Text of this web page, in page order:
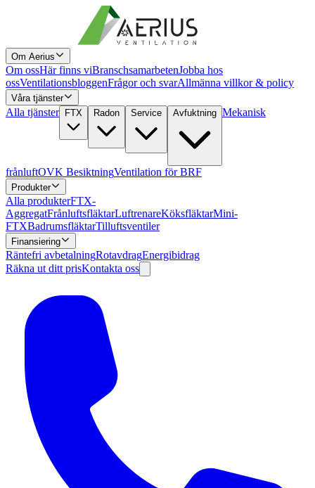
Om Aerius
Om ossHär finns viBranschsamarbetenJobba hos
ossVentilationsbloggenFrågor och svarAllmänna villkor & policy
Våra tjänster
Alla tjänster FTX Radon Service Avfuktning Mekanisk
frånluftOVK BesiktningVentilation för BRF
Produkter
Alla produkterFTX-
AggregatFrånluftsfläktarLuftrenareKöksfläktarMini-
FTXBadrumsfläktarTilluftsventiler
Finansiering
Räntefri avbetalningRotavdragEnergibidrag
Räkna ut ditt prisKontakta oss